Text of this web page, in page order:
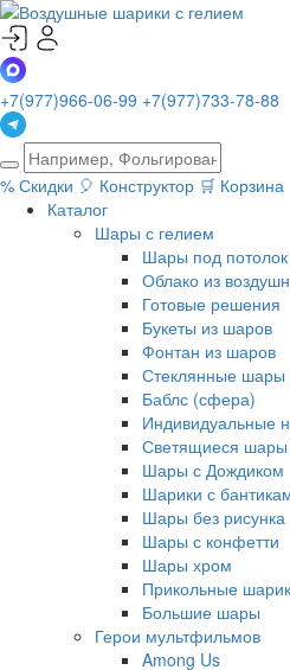
+7(977)966-06-99 +7(977)733-78-88
% Скидки 🎈 Конструктор 🛒 Корзина
Каталог
Шары с гелием
Шары под потолок
Облако из
Готовые решения
Букеты из шаров
Фонтан из шаров
Стеклянные
Баблс (сфера)
Индивидуальные
Светящиеся шары
Шары с Дождиком
Шарики с
Шары без рисунка
Шары с конфетти
Шары хром
Прикольные
Большие шары
Герои мультфильмов
Among Us